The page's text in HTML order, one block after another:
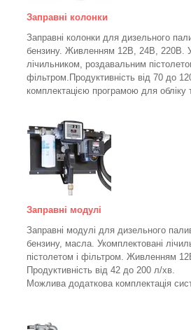
Заправні колонки
Заправні колонки для дизельного
бензину. Живленням 12В, 24В, 220В.
лічильником, роздавальним
фільтром. Продуктивність від 70 до
комплектацією програмою для обліку
Заправні модулі
Заправні модулі для дизельного
бензину, масла. Укомплектовані
пістолетом і фільтром. Живленням
Продуктивність від 42 до 200 л/хв.
Можлива додаткова комплектація